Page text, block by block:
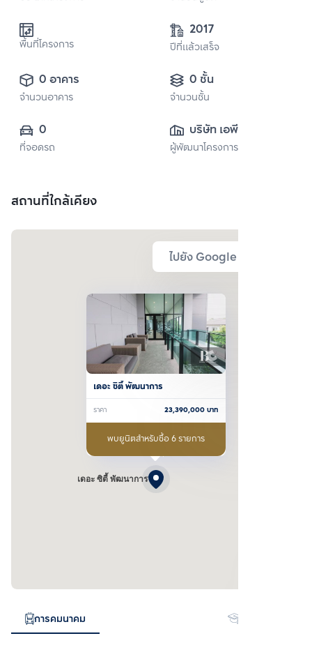
พื้นที่โครงการ
2017
ปีที่แล้วเสร็จ
0 อาคาร
จำนวนอาคาร
0 ชั้น
จำนวนชั้น
0
ที่จอดรถ
บริษัท เอพี (ไทย
แลนด์)
ผู้พัฒนาโครงการ
สถานที่ใกล้เคียง
ไปยัง Google Map
เดอะ ซิตี้ พัฒนาการ
เดอะ ซิตี้ พัฒนาการ
ราคา 23,390,000บาท
พบยูนิตสำหรับซื้อ 6 รายการ
การคมนาคม